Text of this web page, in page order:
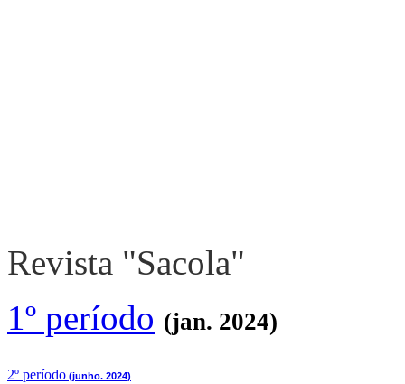
Revista "Sacola"
1º período (jan. 2024)
2º período (junho. 2024)